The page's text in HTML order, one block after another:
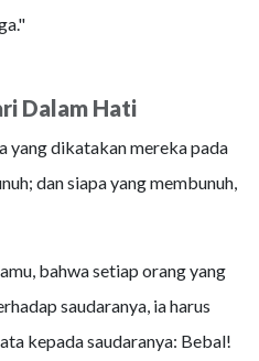
Dalam Hati
yang dikatakan mereka pada
dan siapa yang membunuh,
bahwa setiap orang yang
saudaranya, ia harus
kepada saudaranya: Bebal!